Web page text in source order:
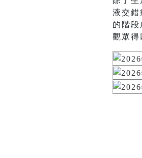
液交錯
的階
觀眾得